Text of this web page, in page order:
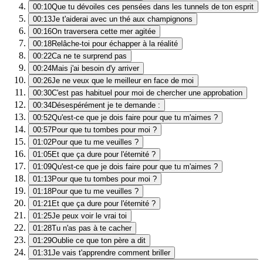
00:10Que tu dévoiles ces pensées dans les tunnels de ton esprit
00:13Je t'aiderai avec un thé aux champignons
00:16On traversera cette mer agitée
00:18Relâche-toi pour échapper à la réalité
00:22Ca ne te surprend pas
00:24Mais j'ai besoin d'y arriver
00:26Je ne veux que le meilleur en face de moi
00:30C'est pas habituel pour moi de chercher une approbation
00:34Désespérément je te demande :
00:52Qu'est-ce que je dois faire pour que tu m'aimes ?
00:57Pour que tu tombes pour moi ?
01:02Pour que tu me veuilles ?
01:05Et que ça dure pour l'éternité ?
01:09Qu'est-ce que je dois faire pour que tu m'aimes ?
01:13Pour que tu tombes pour moi ?
01:18Pour que tu me veuilles ?
01:21Et que ça dure pour l'éternité ?
01:25Je peux voir le vrai toi
01:28Tu n'as pas à te cacher
01:29Oublie ce que ton père a dit
01:31Je vais t'apprendre comment briller